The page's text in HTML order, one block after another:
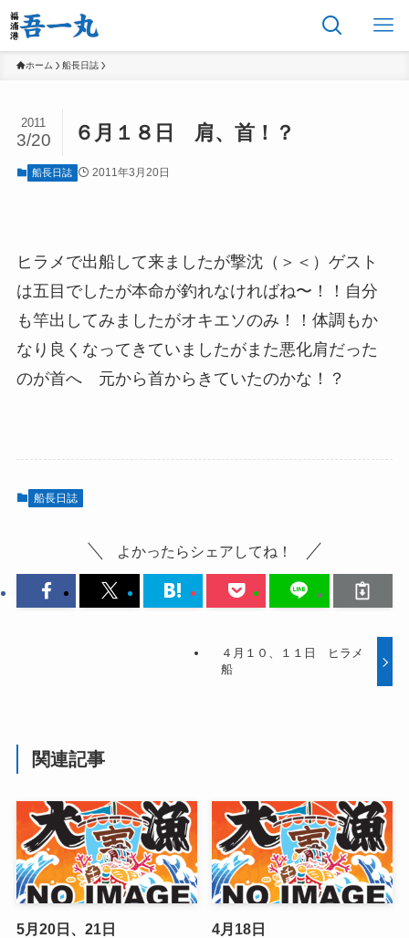
ホーム 船長日誌
６月１８日 肩、首！？
2011
3/20
船長日誌 2011年3月20日
ヒラメで出船して来ましたが撃沈（＞＜）ゲスト
は五目でしたが本命が釣れなければね〜！！自分
も竿出してみましたがオキエソのみ！！体調もか
なり良くなってきていましたがまた悪化肩だった
のが首へ 元から首からきていたのかな！？
船長日誌
よかったらシェアしてね！
４月１０、１１日 ヒラメ
船
関連記事
5月20日、21日 4月18日